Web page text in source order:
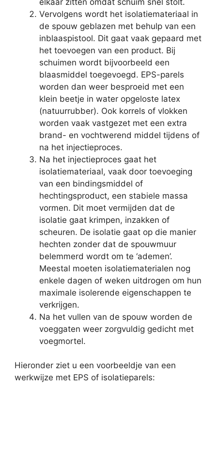
Vervolgens wordt het isolatiemateriaal in
de spouw geblazen met behulp van een
inblaaspistool. Dit gaat vaak gepaard met
het toevoegen van een product. Bij
schuimen wordt bijvoorbeeld een
blaasmiddel toegevoegd. EPS-parels
worden dan weer besproeid met een
klein beetje in water opgeloste latex
(natuurrubber). Ook korrels of vlokken
worden vaak vastgezet met een extra
brand- en vochtwerend middel tijdens of
na het injectieproces.
Na het injectieproces gaat het
isolatiemateriaal, vaak door toevoeging
van een bindingsmiddel of
hechtingsproduct, een stabiele massa
vormen. Dit moet vermijden dat de
isolatie gaat krimpen, inzakken of
scheuren. De isolatie gaat op die manier
hechten zonder dat de spouwmuur
belemmerd wordt om te ‘ademen’.
Meestal moeten isolatiematerialen nog
enkele dagen of weken uitdrogen om hun
maximale isolerende eigenschappen te
verkrijgen.
Na het vullen van de spouw worden de
voeggaten weer zorgvuldig gedicht met
voegmortel.
Hieronder ziet u een voorbeeldje van een
werkwijze met EPS of isolatieparels: